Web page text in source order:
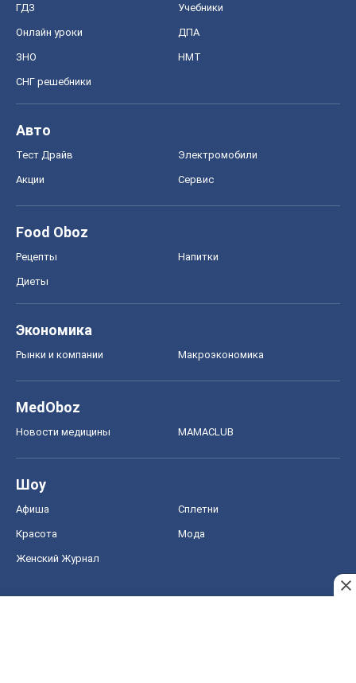
ГДЗ Учебники
Онлайн уроки ДПА
ЗНО НМТ
СНГ решебники
Авто
Тест Драйв Электромобили
Акции Сервис
Food Oboz
Рецепты Напитки
Диеты
Экономика
Рынки и компании Mакроэкономика
MedOboz
Новости медицины MAMACLUB
Шоу
Афиша Сплетни
Красота Мода
Женский Журнал